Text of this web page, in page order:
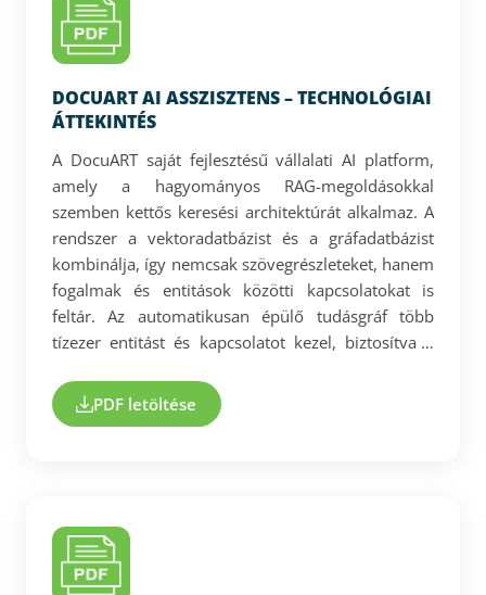
DOCUART AI ASSZISZTENS – TECHNOLÓGIAI
ÁTTEKINTÉS
A DocuART saját fejlesztésű vállalati AI platform,
amely a hagyományos RAG-megoldásokkal
szemben kettős keresési architektúrát alkalmaz. A
rendszer a vektoradatbázist és a gráfadatbázist
kombinálja, így nemcsak szövegrészleteket, hanem
fogalmak és entitások közötti kapcsolatokat is
feltár. Az automatikusan épülő tudásgráf több
tízezer entitást és kapcsolatot kezel, biztosítva a
fejlett dokumentumfeldolgozás strukturáltan
értelmezi a fejezeteket, táblázatokat és
modellfüggetlen, skálázható és teljesen zárt
adatkezelést biztosít, így nagyvállalati
környezetben is biztonságosan alkalmazható.
PDF letöltése